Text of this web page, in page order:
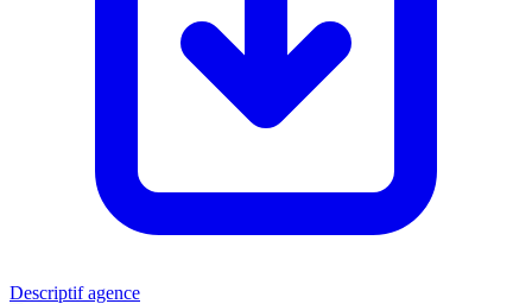
Descriptif agence